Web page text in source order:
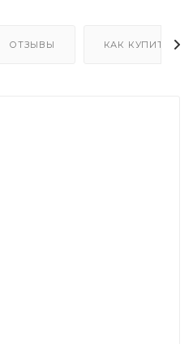
ОТЗЫВЫ КАК КУПИТЬ